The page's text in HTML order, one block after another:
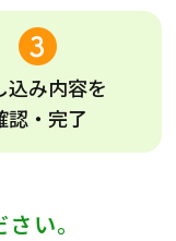
込み内容を
認・完了
い。